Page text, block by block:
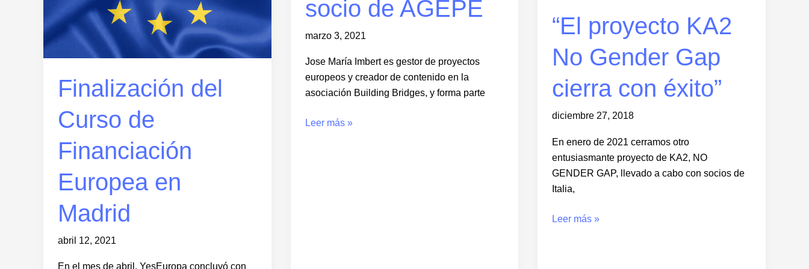
Finalización del
Curso de
Financiación
Europea en
Madrid
abril 12, 2021
En el mes de abril, YesEuropa concluyó con
socio de AGEPE
marzo 3, 2021
Jose María Imbert es gestor de proyectos
europeos y creador de contenido en la
asociación Building Bridges, y forma parte
Leer más »
“El proyecto KA2
No Gender Gap
cierra con éxito”
diciembre 27, 2018
En enero de 2021 cerramos otro
entusiasmante proyecto de KA2, NO
GENDER GAP, llevado a cabo con socios de
Italia,
Leer más »